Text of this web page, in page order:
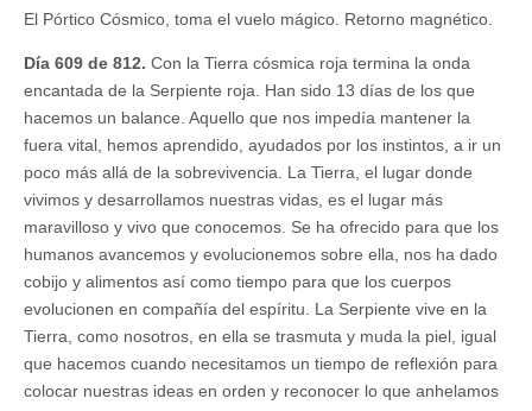
El Pórtico Cósmico, toma el vuelo mágico. Retorno magnético.
Día 609 de 812. Con la Tierra cósmica roja termina la onda
encantada de la Serpiente roja. Han sido 13 días de los que
hacemos un balance. Aquello que nos impedía mantener la
fuera vital, hemos aprendido, ayudados por los instintos, a ir un
poco más allá de la sobrevivencia. La Tierra, el lugar donde
vivimos y desarrollamos nuestras vidas, es el lugar más
maravilloso y vivo que conocemos. Se ha ofrecido para que los
humanos avancemos y evolucionemos sobre ella, nos ha dado
cobijo y alimentos así como tiempo para que los cuerpos
evolucionen en compañía del espíritu. La Serpiente vive en la
Tierra, como nosotros, en ella se trasmuta y muda la piel, igual
que hacemos cuando necesitamos un tiempo de reflexión para
colocar nuestras ideas en orden y reconocer lo que anhelamos